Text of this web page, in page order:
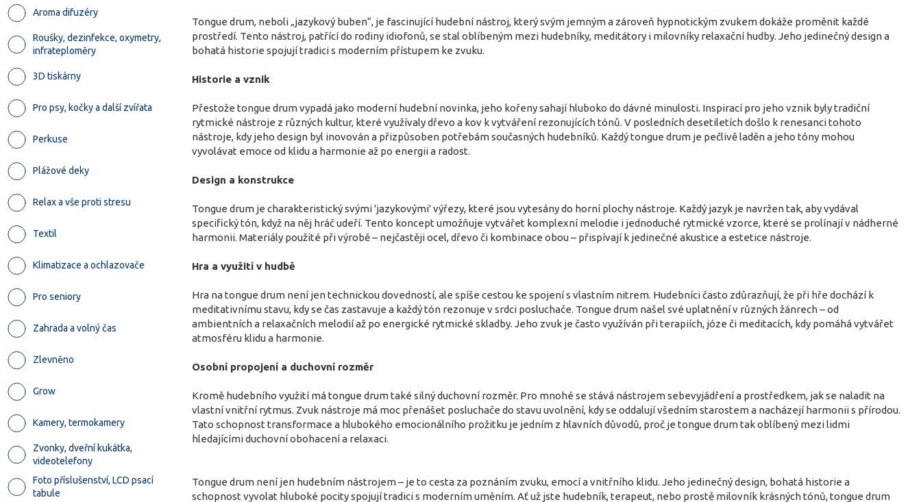
Aroma difuzéry
Roušky, dezinfekce, oxymetry,
infrateploměry
3D tiskárny
Pro psy, kočky a další zvířata
Perkuse
Plážové deky
Relax a vše proti stresu
Textil
Klimatizace a ochlazovače
Pro seniory
Zahrada a volný čas
Zlevněno
Grow
Kamery, termokamery
Zvonky, dveřní kukátka,
videotelefony
Foto příslušenství, LCD psací
tabule
Tongue drum, neboli „jazykový buben“, je fascinující hudební nástroj, který svým jemným a zároveň hypnotickým zvukem dokáže proměnit každé
prostředí. Tento nástroj, patřící do rodiny idiofonů, se stal oblíbeným mezi hudebníky, meditátory i milovníky relaxační hudby. Jeho jedinečný design a
bohatá historie spojují tradici s moderním přístupem ke zvuku.
Historie a vznik
Přestože tongue drum vypadá jako moderní hudební novinka, jeho kořeny sahají hluboko do dávné minulosti. Inspirací pro jeho vznik byly tradiční
rytmické nástroje z různých kultur, které využívaly dřevo a kov k vytváření rezonujících tónů. V posledních desetiletích došlo k renesanci tohoto
nástroje, kdy jeho design byl inovován a přizpůsoben potřebám současných hudebníků. Každý tongue drum je pečlivě laděn a jeho tóny mohou
vyvolávat emoce od klidu a harmonie až po energii a radost.
Design a konstrukce
Tongue drum je charakteristický svými 'jazykovými' výřezy, které jsou vytesány do horní plochy nástroje. Každý jazyk je navržen tak, aby vydával
specifický tón, když na něj hráč udeří. Tento koncept umožňuje vytvářet komplexní melodie i jednoduché rytmické vzorce, které se prolínají v nádherné
harmonii. Materiály použité při výrobě – nejčastěji ocel, dřevo či kombinace obou – přispívají k jedinečné akustice a estetice nástroje.
Hra a využití v hudbě
Hra na tongue drum není jen technickou dovedností, ale spíše cestou ke spojení s vlastním nitrem. Hudebníci často zdůrazňují, že při hře dochází k
meditativnímu stavu, kdy se čas zastavuje a každý tón rezonuje v srdci posluchače. Tongue drum našel své uplatnění v různých žánrech – od
ambientních a relaxačních melodií až po energické rytmické skladby. Jeho zvuk je často využíván při terapiích, józe či meditacích, kdy pomáhá vytvářet
atmosféru klidu a harmonie.
Osobní propojení a duchovní rozměr
Kromě hudebního využití má tongue drum také silný duchovní rozměr. Pro mnohé se stává nástrojem sebevyjádření a prostředkem, jak se naladit na
vlastní vnitřní rytmus. Zvuk nástroje má moc přenášet posluchače do stavu uvolnění, kdy se oddalují všedním starostem a nacházejí harmonii s přírodou.
Tato schopnost transformace a hlubokého emocionálního prožitku je jedním z hlavních důvodů, proč je tongue drum tak oblíbený mezi lidmi
hledajícími duchovní obohacení a relaxaci.
Tongue drum není jen hudebním nástrojem – je to cesta za poznáním zvuku, emocí a vnitřního klidu. Jeho jedinečný design, bohatá historie a
schopnost vyvolat hluboké pocity spojují tradici s moderním uměním. Ať už jste hudebník, terapeut, nebo prostě milovník krásných tónů, tongue drum